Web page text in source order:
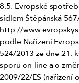
8.5. Evropské
sídlem Štěpánská
http://
podle Nařízení
524/2013 ze dne 21.
sporů on-line a o
2009/22/ES (nařízení